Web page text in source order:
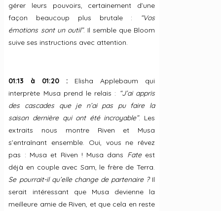
gérer leurs pouvoirs, certainement d’une
façon beaucoup plus brutale :
“Vos
émotions sont un outil”. Il semble que Bloom
suive ses instructions avec attention.
01:13 à 01:20 : Elisha Applebaum qui
interprète Musa prend le relais : “J’ai appris
des cascades que je n’ai pas pu faire la
saison dernière qui ont été incroyable”. Les
extraits nous montre Riven et Musa
s’entraînant ensemble. Oui, vous ne rêvez
pas : Musa et Riven ! Musa dans Fateest
déjà en couple avec Sam, le frère de Terra.
Se pourrait-il qu’elle change de partenaire ?Il
serait intéressant que Musa devienne la
meilleure amie de Riven, et que cela en reste